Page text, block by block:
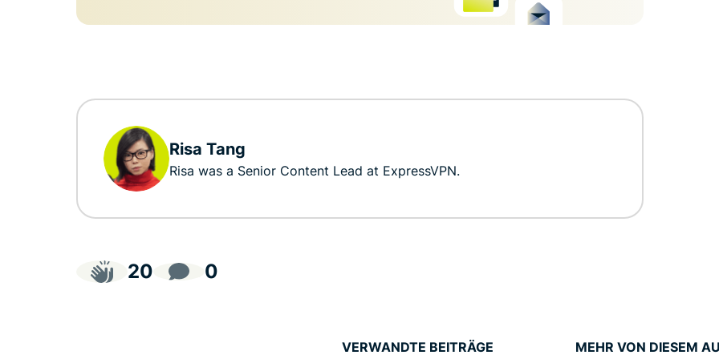
Risa Tang
Risa was a Senior Content Lead at ExpressVPN.
20 0
VERWANDTE BEITRÄGE MEHR VON DIESEM